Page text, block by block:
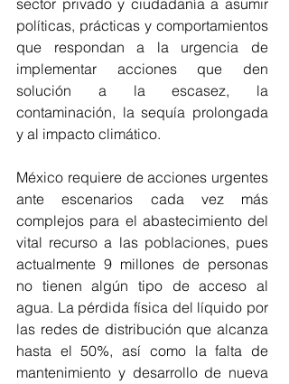
sector privado y ciudadanía a asumir
políticas, prácticas y comportamientos
que respondan a la urgencia de
implementar acciones que den
solución a la escasez, la
contaminación, la sequía prolongada
y al impacto climático.
México requiere de acciones urgentes
ante escenarios cada vez más
complejos para el abastecimiento del
vital recurso a las poblaciones, pues
actualmente 9 millones de personas
no tienen algún tipo de acceso al
agua. La pérdida física del líquido por
las redes de distribución que alcanza
hasta el 50%, así como la falta de
mantenimiento y desarrollo de nueva